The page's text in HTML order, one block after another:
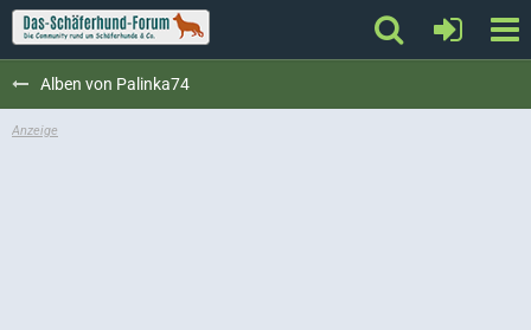
Alben von Palinka74